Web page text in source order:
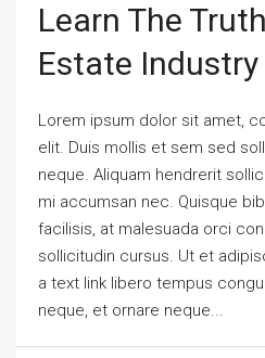
Learn The
Estate Industry
Lorem ipsum dolor sit amet,
elit. Duis mollis et sem sed
neque. Aliquam hendrerit
mi accumsan nec. Quisque
facilisis, at malesuada orci
sollicitudin cursus. Ut et
a text link libero tempus
neque, et ornare neque...